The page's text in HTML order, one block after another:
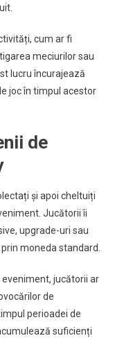
cum ar fi
meciurilor sau
lucru încurajează
joc în timpul acestor
de
și apoi cheltuiți
Jucătorii îi
upgrade-uri sau
moneda standard.
jucătorii ar
de
perioadei de
suficienți